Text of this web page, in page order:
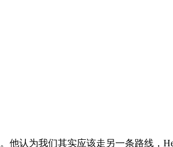
认为我们其实应该走另一条路线，